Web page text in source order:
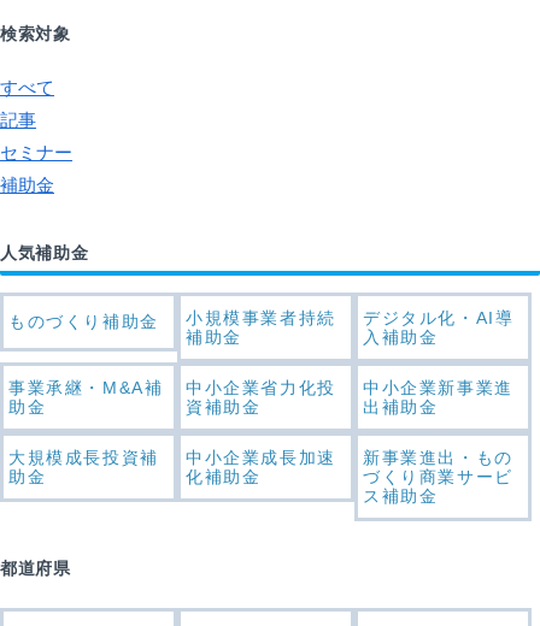
検索対象
すべて
記事
セミナー
補助金
人気補助金
ものづくり補助金
小規模事業者持続
補助金
デジタル化・AI導
入補助金
事業承継・M&A補
助金
中小企業省力化投
資補助金
中小企業新事業進
出補助金
大規模成長投資補
助金
中小企業成長加速
化補助金
新事業進出・もの
づくり商業サービ
ス補助金
都道府県